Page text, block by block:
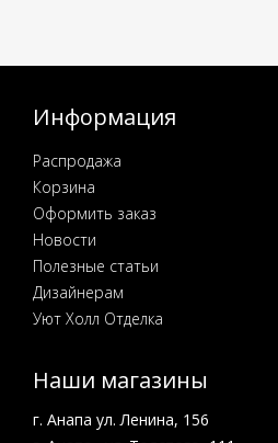
Информация
Распродажа
Корзина
Оформить заказ
Новости
Полезные статьи
Дизайнерам
Уют Холл Отделка
Наши магазины
г. Анапа ул. Ленина, 156